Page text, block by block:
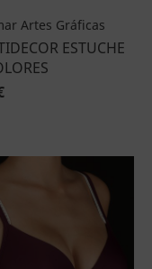
Artes Gráficas
ESTUCHE